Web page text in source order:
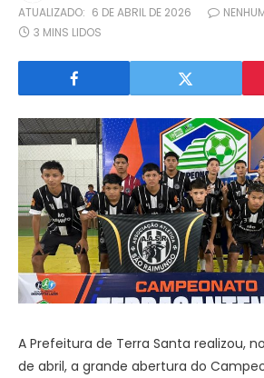
ATUALIZADO: 6 DE ABRIL DE 2026
3 MINS LIDOS
A Prefeitura de Terra Santa realizou,
de abril, a grande abertura do